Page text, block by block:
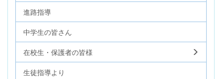
進路指導
中学生の皆さん
在校生・保護者の皆様
生徒指導より